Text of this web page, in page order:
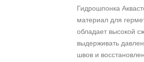
Гидрошпонка
материал для
обладает высокой
выдерживать
швов и